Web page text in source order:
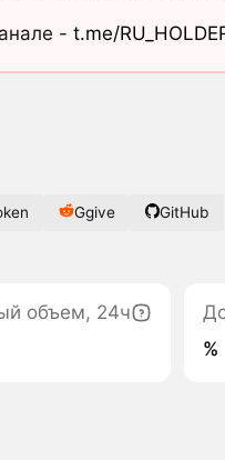
- t.me/
Ggive GitHub
объем, 24ч
%